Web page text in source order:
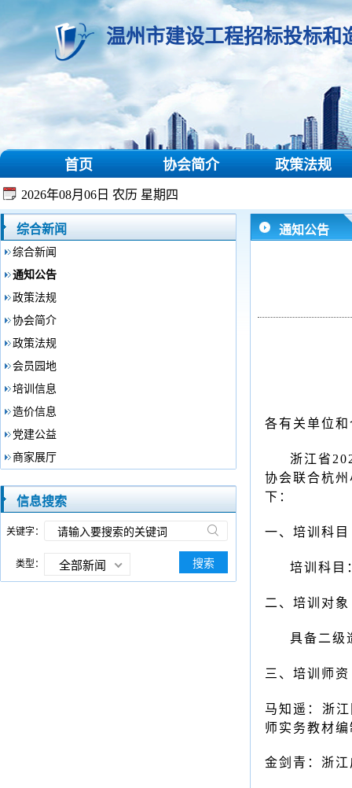
温州市建设工程招标投标和
首页 协会简介 政策法规
2026年08月06日 农历 星期四
综合新闻
综合新闻
通知公告
政策法规
协会简介
政策法规
会员园地
培训信息
造价信息
党建公益
商家展厅
通知公告
各有关单位
浙江省
协会联合杭
下：
一、培训科目
培训科目
二、培训对象
具备二级
三、培训师资
马知遥：浙
师实务教材
金剑青：浙
信息搜索
关键字：
类型： 全部新闻 搜索